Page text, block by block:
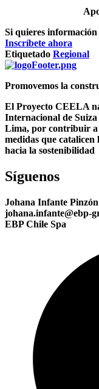
Si quieres información
Inscríbete ahora
Etiquetado Regional
Promovemos la
El Proyecto CEELA
Internacional de
Lima, por contribuir a
medidas que
hacia la sostenibilidad
Síguenos
Johana Infante Pinzón
johana.infante@ebp-
EBP Chile Spa